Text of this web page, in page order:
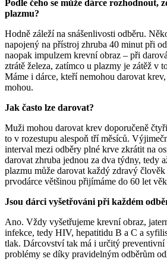
Podle čeho se může dárce rozhodnout,
plazmu?
Hodně záleží na snášenlivosti odběru.
napojený na přístroj zhruba 40 minut při
naopak impulzem krevní obraz – při
ztrátě železa, zatímco u plazmy je zátěž v
Máme i dárce, kteří nemohou darovat
mohou.
Jak často lze darovat?
Muži mohou darovat krev doporučeně
to v rozestupu alespoň tří měsíců.
interval mezi odběry plné krve zkrátit na
darovat zhruba jednou za dva týdny, tedy
plazmu může darovat každý zdravý
prvodárce většinou přijímáme do 60 let
Jsou dárci vyšetřováni při každém
Ano. Vždy vyšetřujeme krevní obraz,
infekce, tedy HIV, hepatitidu B a C a
tlak. Dárcovství tak má i určitý preventivní
problémy se díky pravidelným odběrům